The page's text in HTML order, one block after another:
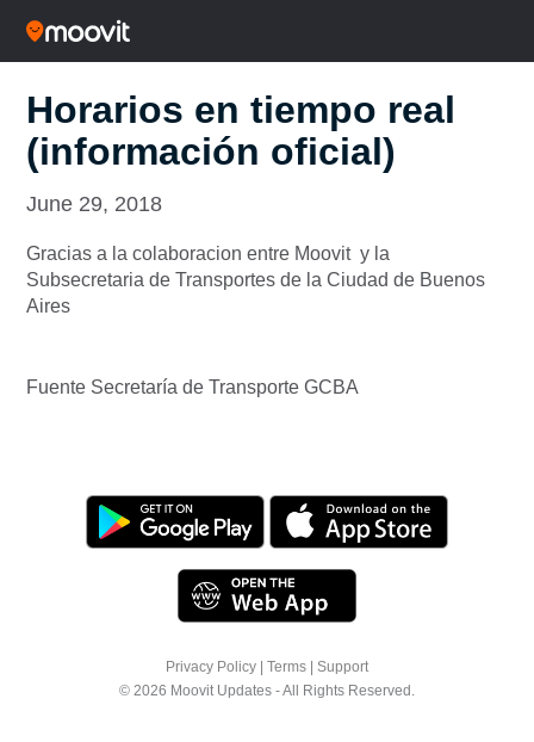
Horarios en tiempo real
(información oficial)
June 29, 2018
Gracias a la colaboracion entre Moovit y la
Subsecretaria de Transportes de la Ciudad de Buenos
Aires
Fuente Secretaría de Transporte GCBA
Privacy Policy Terms
Support
© 2026 Moovit Updates - All Rights Reserved.